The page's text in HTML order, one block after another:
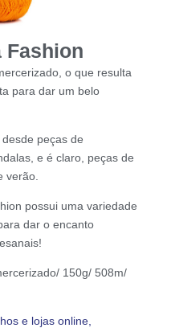
Fashion
o que resulta
para dar um belo
peças de
e é claro, peças de
verão.
possui uma variedade
dar o encanto
150g/ 508m/
e lojas online,